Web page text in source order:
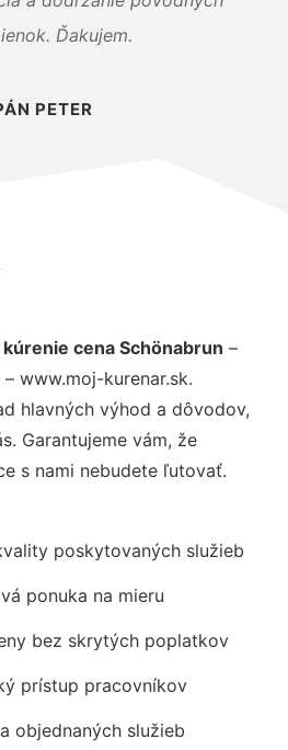
Ďakujem.
PETER
cena Schönabrun –
www.moj-kurenar.sk.
hlavných výhod a dôvodov,
Garantujeme vám, že
s nami nebudete ľutovať.
poskytovaných služieb
ponuka na mieru
bez skrytých poplatkov
prístup pracovníkov
objednaných služieb